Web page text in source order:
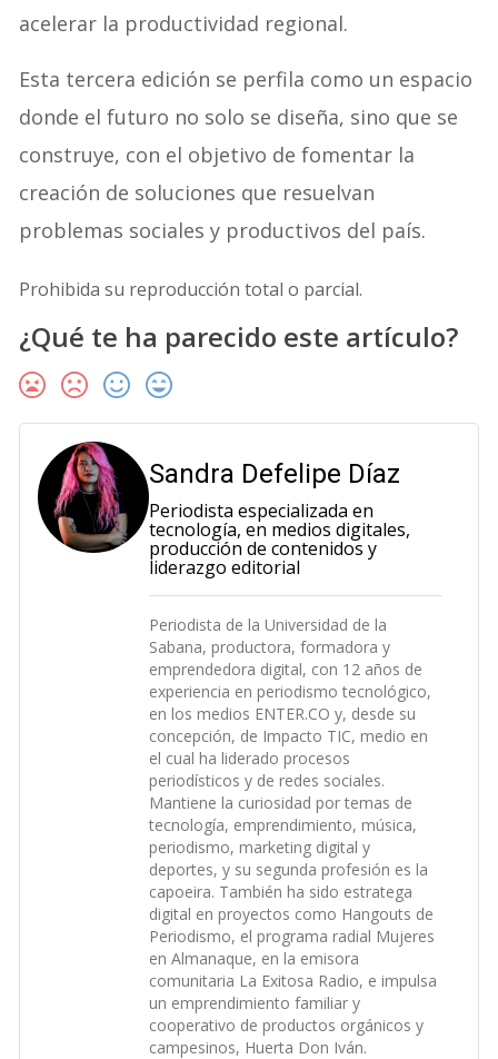
acelerar la productividad regional.
Esta tercera edición se perfila como un espacio
donde el futuro no solo se diseña, sino que se
construye, con el objetivo de fomentar la
creación de soluciones que resuelvan
problemas sociales y productivos del país.
Prohibida su reproducción total o parcial.
¿Qué te ha parecido este artículo?
Sandra Defelipe Díaz
Periodista especializada en
tecnología, en medios digitales,
producción de contenidos y
liderazgo editorial
Periodista de la Universidad de la
Sabana, productora, formadora y
emprendedora digital, con 12 años de
experiencia en periodismo tecnológico,
en los medios ENTER.CO y, desde su
concepción, de Impacto TIC, medio en
el cual ha liderado procesos
periodísticos y de redes sociales.
Mantiene la curiosidad por temas de
tecnología, emprendimiento, música,
periodismo, marketing digital y
deportes, y su segunda profesión es la
capoeira. También ha sido estratega
digital en proyectos como Hangouts de
Periodismo, el programa radial Mujeres
en Almanaque, en la emisora
comunitaria La Exitosa Radio, e impulsa
un emprendimiento familiar y
cooperativo de productos orgánicos y
campesinos, Huerta Don Iván.